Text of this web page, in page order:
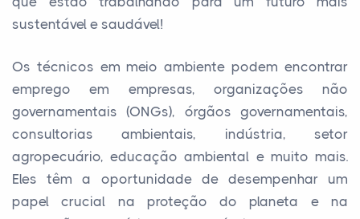
sustentável e saudável!
Os técnicos em meio ambiente podem encontrar
emprego em empresas, organizações não
governamentais (ONGs), órgãos governamentais,
consultorias ambientais, indústria, setor
agropecuário, educação ambiental e muito mais.
Eles têm a oportunidade de desempenhar um
papel crucial na proteção do planeta e na